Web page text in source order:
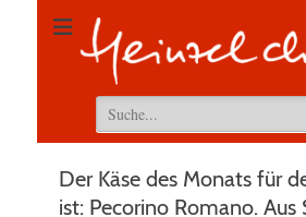
Suchen
nach:
Der Käse des Monats für
ist: Pecorino Romano. Aus